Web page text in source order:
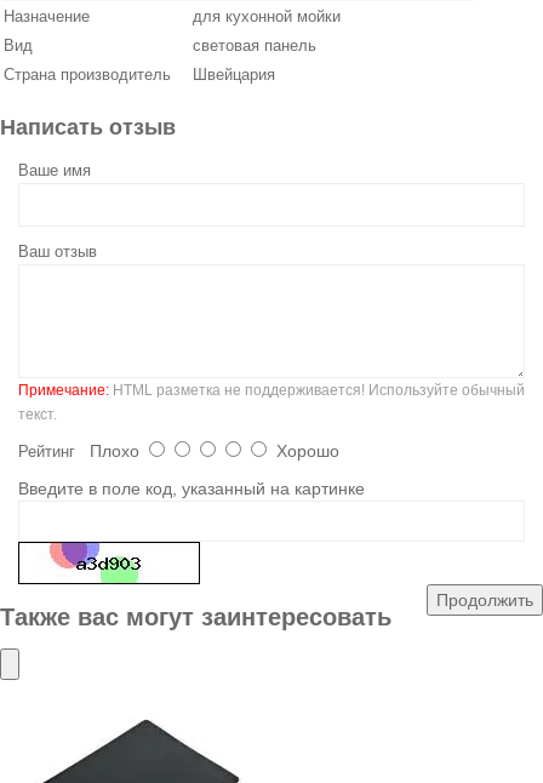
Назначение
для кухонной мойки
Вид
световая панель
Страна производитель
Швейцария
Написать отзыв
Ваше имя
Ваш отзыв
Примечание: HTML разметка не поддерживается! Используйте обычный
текст.
Рейтинг Плохо
Хорошо
Введите в поле код, указанный на картинке
Продолжить
Также вас могут заинтересовать